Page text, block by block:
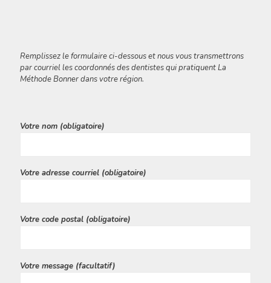
Remplissez le formulaire ci-dessous et nous vous transmettrons
par courriel les coordonnés des dentistes qui pratiquent La
Méthode Bonner dans votre région.
Votre nom (obligatoire)
Votre adresse courriel (obligatoire)
Votre code postal (obligatoire)
Votre message (facultatif)